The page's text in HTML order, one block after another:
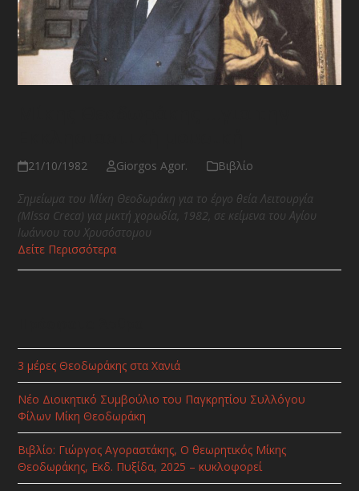
21/10/1982 Giorgos Agor. Βιβλίο
Σημείωμα του Μίκη Θεοδωράκη για το έργο θεία Λειτουργία
(Mlssa Creca) για μικτή χορωδία, 1982, σε κείμενα του Αγίου
Ιωάννου του Χρυσόστομου
Δείτε Περισσότερα
3 μέρες Θεοδωράκης στα Χανιά
Νέο Διοικητικό Συμβούλιο του Παγκρητίου Συλλόγου
Φίλων Μίκη Θεοδωράκη
Βιβλίο: Γιώργος Αγοραστάκης, Ο θεωρητικός Μίκης
Θεοδωράκης, Εκδ. Πυξίδα, 2025 – κυκλοφορεί